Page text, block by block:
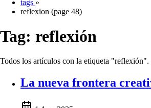
tags »
reflexion (page 48)
Tag: reflexión
Todos los artículos con la etiqueta "reflexión".
La nueva frontera